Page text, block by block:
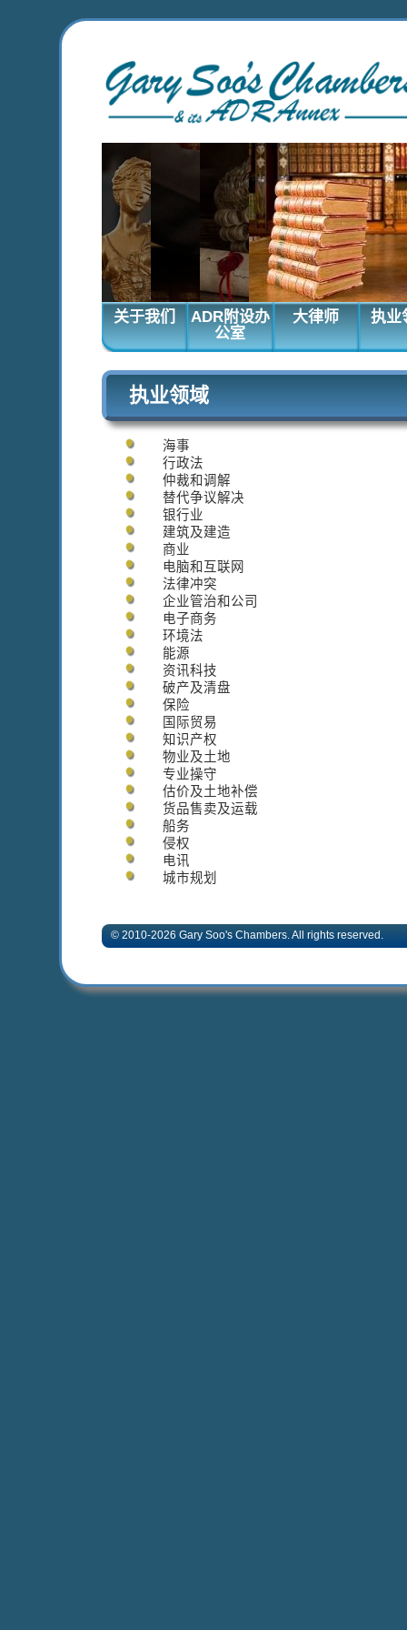
关于我们
ADR附设办
公室
大律师 执业
执业领域
海事
行政法
仲裁和调解
替代争议解决
银行业
建筑及建造
商业
电脑和互联网
法律冲突
企业管治和公司
电子商务
环境法
能源
资讯科技
破产及清盘
保险
国际贸易
知识产权
物业及土地
专业操守
估价及土地补偿
货品售卖及运载
船务
侵权
电讯
城市规划
© 2010-2026 Gary Soo's Chambers. All rights